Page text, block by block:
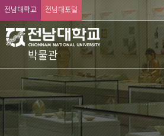
전남대학교 전남대포털
박물관